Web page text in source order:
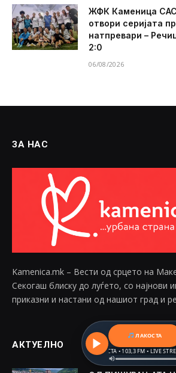
ЖФК Каменица
отвори серијата
натпревари –
2:0
06/08/2026
ЗА НАС
Kamenica.mk – Вести од срцето на
Секогаш блиску до луѓето, со најнови
приказни и настани од нашиот град и
АКТУЕЛНО
ЛАКОСТА
РАДИО ЛАКОСТА • 103,3 FM • LIVE STREAM •